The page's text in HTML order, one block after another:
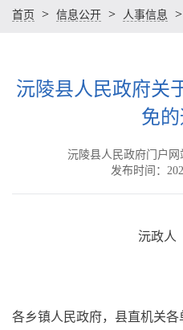
首页 > 信息公开 > 人事信息 >
沅陵县人民政府关
免的
沅陵县人民政府门户网
发布时间：
沅政人
各乡镇人民政府，县直机关各